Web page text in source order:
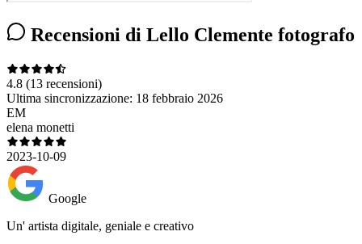
Recensioni di Lello Clemente fotografo
4.8 (13 recensioni)
Ultima sincronizzazione: 18 febbraio 2026
EM
elena monetti
2023-10-09
Google
Un' artista digitale, geniale e creativo